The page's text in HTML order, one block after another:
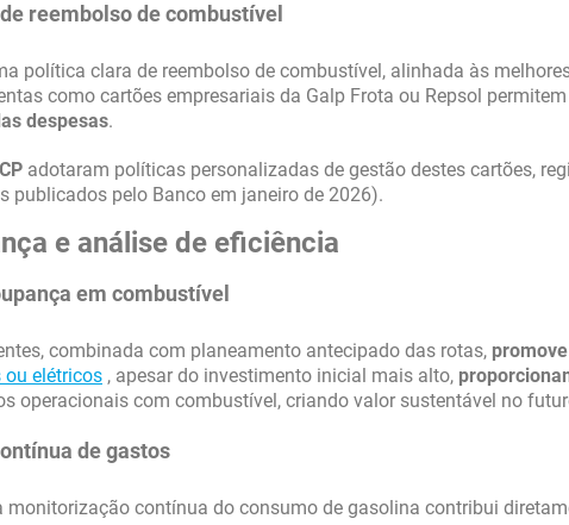
reembolso de combustível
política clara de reembolso de combustível, alinhada às
como cartões empresariais da Galp Frota ou Repsol
despesas.
adotaram políticas personalizadas de gestão destes cartões,
publicados pelo Banco em janeiro de 2026).
e análise de eficiência
em combustível
combinada com planeamento antecipado das rotas,
elétricos , apesar do investimento inicial mais alto,
operacionais com combustível, criando valor sustentável no
de gastos
contínua do consumo de gasolina contribui